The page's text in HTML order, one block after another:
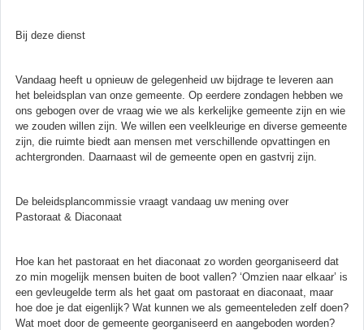
Bij deze dienst
Vandaag heeft u opnieuw de gelegenheid uw bijdrage te leveren aan
het beleidsplan van onze gemeente. Op eerdere zondagen hebben we
ons gebogen over de vraag wie we als kerkelijke gemeente zijn en wie
we zouden willen zijn. We willen een veelkleurige en diverse gemeente
zijn, die ruimte biedt aan mensen met verschillende opvattingen en
achtergronden. Daarnaast wil de gemeente open en gastvrij zijn.
De beleidsplancommissie vraagt vandaag uw mening over
Pastoraat & Diaconaat
Hoe kan het pastoraat en het diaconaat zo worden georganiseerd dat
zo min mogelijk mensen buiten de boot vallen? ‘Omzien naar elkaar’ is
een gevleugelde term als het gaat om pastoraat en diaconaat, maar
hoe doe je dat eigenlijk? Wat kunnen we als gemeenteleden zelf doen?
Wat moet door de gemeente georganiseerd en aangeboden worden?